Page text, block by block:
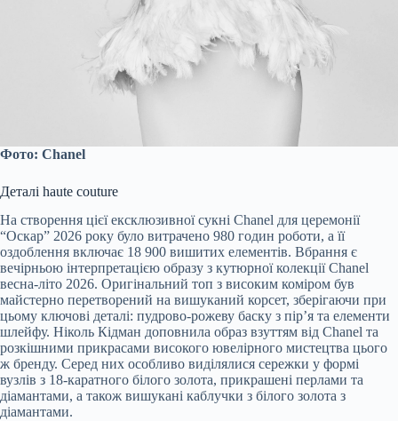
Фото: Chanel
Деталі haute couture
На створення цієї ексклюзивної сукні Chanel для церемонії
“Оскар” 2026 року було витрачено 980 годин роботи, а її
оздоблення включає 18 900 вишитих елементів. Вбрання є
вечірньою інтерпретацією образу з кутюрної колекції Chanel
весна-літо 2026. Оригінальний топ з високим коміром був
майстерно перетворений на вишуканий корсет, зберігаючи при
цьому ключові деталі: пудрово-рожеву баску з пір’я та елементи
шлейфу. Ніколь Кідман доповнила образ взуттям від Chanel та
розкішними прикрасами високого ювелірного мистецтва цього
ж бренду. Серед них особливо виділялися сережки у формі
вузлів з 18-каратного білого золота, прикрашені перлами та
діамантами, а також вишукані каблучки з білого золота з
діамантами.